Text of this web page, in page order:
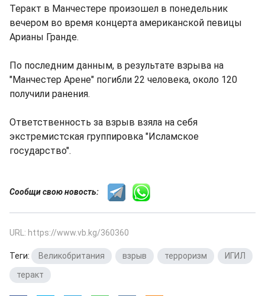
Теракт в Манчестере произошел в понедельник
вечером во время концерта американской певицы
Арианы Гранде.
По последним данным, в результате взрыва на
"Манчестер Арене" погибли 22 человека, около 120
получили ранения.
Ответственность за взрыв взяла на себя
экстремистская группировка "Исламское
государство".
Сообщи свою новость:
URL: https://www.vb.kg/360360
Теги: Великобритания взрыв терроризм ИГИЛ
теракт